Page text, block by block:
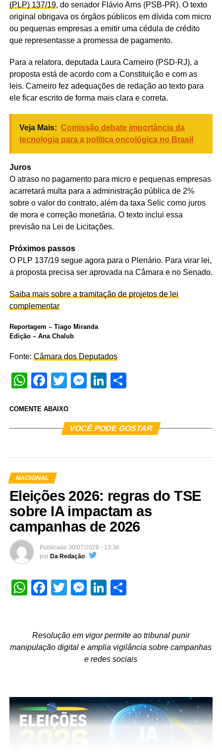
(PLP) 137/19, do senador Flávio Arns (PSB-PR). O texto
original obrigava os órgãos públicos em dívida com micro
ou pequenas empresas a emitir uma cédula de crédito
que representasse a promessa de pagamento.
Para a relatora, deputada Laura Carneiro (PSD-RJ), a
proposta está de acordo com a Constituição e com as
leis. Carneiro fez adequações de redação ao texto para
ele ficar escrito de forma mais clara e correta.
Veja Mais: Comissão debate importância da
tecnologia para a política oncológica no Brasil
Juros
O atraso no pagamento para micro e pequenas empresas
acarretará multa para a administração pública de 2%
sobre o valor do contrato, além da taxa Seliccomo juros
de mora e correção monetária. O texto inclui essa
previsão na Lei de Licitações.
Próximos passos
O PLP 137/19 segue agora para o Plenário. Para virar lei,
a proposta precisa ser aprovada na Câmara e no Senado.
Saiba mais sobre a tramitação de projetos de lei
complementar
Reportagem – Tiago Miranda
Edição – Ana Chalub
Fonte: Câmara dos Deputados
WhatsApp
Facebook
TwitterMessenger
LinkedIn
COMENTE ABAIXO
VOCÊ PODE GOSTAR
NACIONAL
Eleições 2026: regras do TSE
sobre IA impactam as
campanhas de 2026
Publicado 30/07/2026 - 13:36
por Da Redação
WhatsApp
Facebook
TwitterMessenger
LinkedIn
Resolução em vigor permite ao tribunal punir
manipulação digital e amplia vigilância sobre campanhas
e redes sociais